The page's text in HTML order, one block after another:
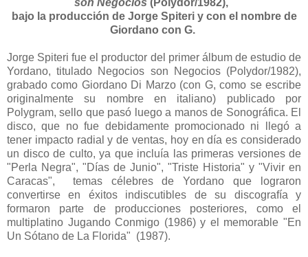
son Negocios (Polydor/1982),
bajo la producción de Jorge Spiteri y con el nombre de
Giordano con G.
Jorge Spiteri fue el productor del primer álbum de estudio de
Yordano, titulado Negocios son Negocios (Polydor/1982),
grabado como Giordano Di Marzo (con G, como se escribe
originalmente su nombre en italiano) publicado por
Polygram, sello que pasó luego a manos de Sonográfica. El
disco, que no fue debidamente promocionado ni llegó a
tener impacto radial y de ventas, hoy en día es considerado
un disco de culto, ya que incluía las primeras versiones de
"Perla Negra", "Días de Junio", "Triste Historia" y "Vivir en
Caracas", temas célebres de Yordano que lograron
convertirse en éxitos indiscutibles de su discografía y
formaron parte de producciones posteriores, como el
multiplatino Jugando Conmigo (1986) y el memorable "En
Un Sótano de La Florida" (1987).